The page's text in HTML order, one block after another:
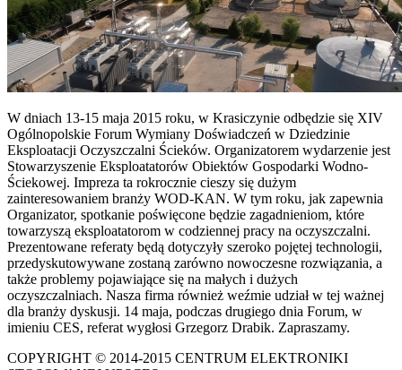
W dniach 13-15 maja 2015 roku, w Krasiczynie odbędzie się XIV
Ogólnopolskie Forum Wymiany Doświadczeń w Dziedzinie
Eksploatacji Oczyszczalni Ścieków. Organizatorem wydarzenie jest
Stowarzyszenie Eksploatatorów Obiektów Gospodarki Wodno-
Ściekowej. Impreza ta rokrocznie cieszy się dużym
zainteresowaniem branży WOD-KAN. W tym roku, jak zapewnia
Organizator, spotkanie poświęcone będzie zagadnieniom, które
towarzyszą eksploatatorom w codziennej pracy na oczyszczalni.
Prezentowane referaty będą dotyczyły szeroko pojętej technologii,
przedyskutowywane zostaną zarówno nowoczesne rozwiązania, a
także problemy pojawiające się na małych i dużych
oczyszczalniach. Nasza firma również weźmie udział w tej ważnej
dla branży dyskusji. 14 maja, podczas drugiego dnia Forum, w
imieniu CES, referat wygłosi Grzegorz Drabik. Zapraszamy.
COPYRIGHT © 2014-2015 CENTRUM ELEKTRONIKI